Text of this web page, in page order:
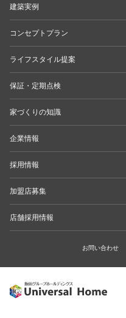
建築実例
コンセプトプラン
ライフスタイル提案
保証・定期点検
家づくりの知識
企業情報
採用情報
加盟店募集
店舗採用情報
お問い合わせ